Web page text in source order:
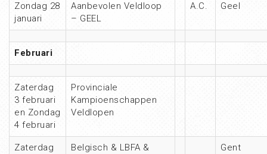
Zondag 28
januari
Aanbevolen Veldloop
– GEEL
A.C. Geel
Februari
Zaterdag
3 februari
en Zondag
4 februari
Provinciale
Kampioenschappen
Veldlopen
Zaterdag
Belgisch & LBFA &
Gent